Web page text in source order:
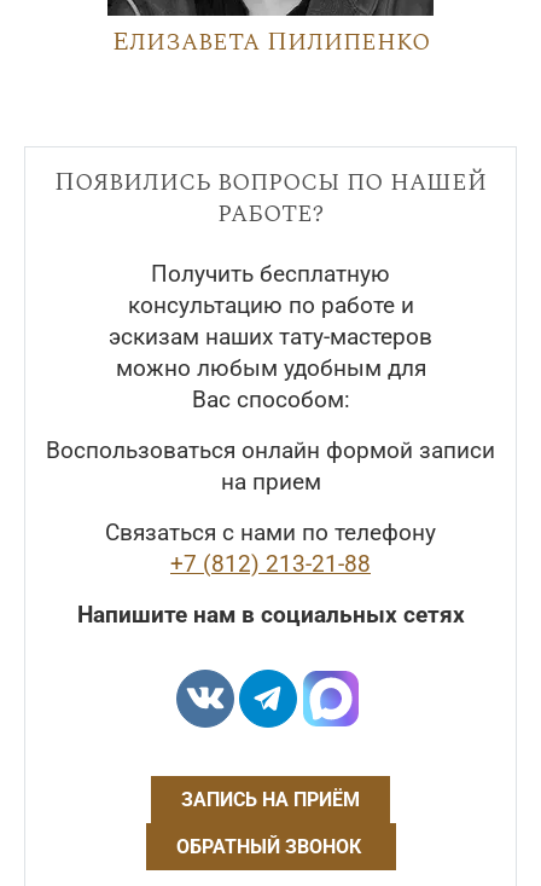
Елизавета Пилипенко
Появились вопросы по нашей
работе?
Получить бесплатную
консультацию по работе и
эскизам наших тату-мастеров
можно любым удобным для
Вас способом:
Воспользоваться онлайн формой записи
на прием
Связаться с нами по телефону
+7 (812) 213-21-88
Напишите нам в социальных сетях
ЗАПИСЬ НА ПРИЁМ
ОБРАТНЫЙ ЗВОНОК